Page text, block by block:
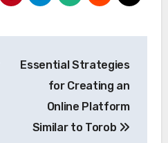
Essential Strategies
for Creating an
Online Platform
Similar to Torob